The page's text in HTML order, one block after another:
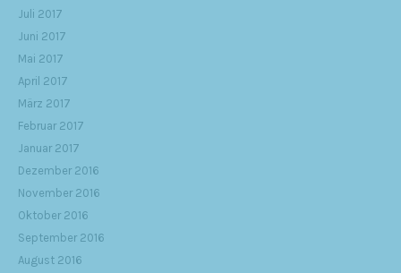
Juli 2017
Juni 2017
Mai 2017
April 2017
März 2017
Februar 2017
Januar 2017
Dezember 2016
November 2016
Oktober 2016
September 2016
August 2016